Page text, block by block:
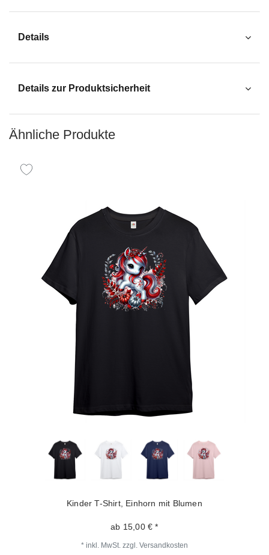
Details
Details zur Produktsicherheit
Ähnliche Produkte
Kinder T-Shirt, Einhorn mit Blumen
ab 15,00 € *
* inkl. MwSt. zzgl. Versandkosten